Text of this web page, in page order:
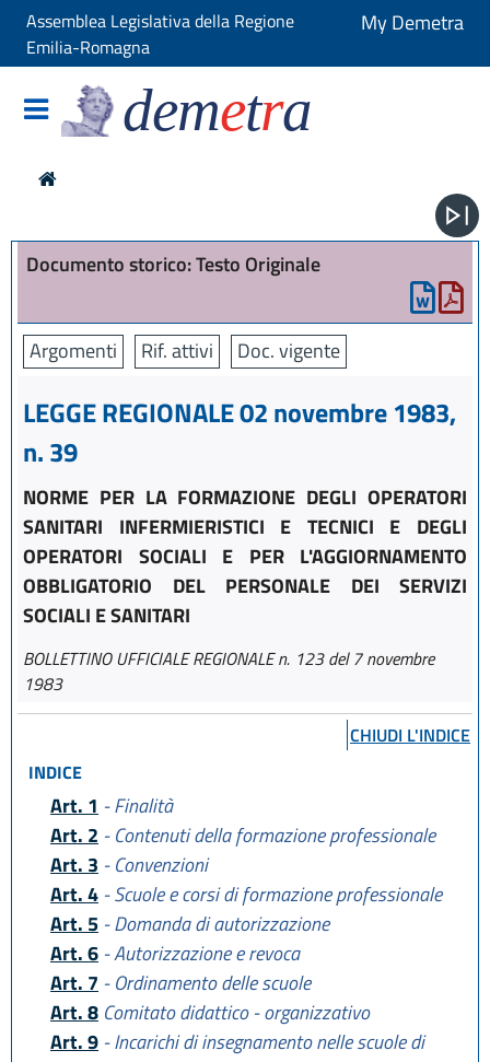
Assemblea Legislativa della Regione
Emilia-Romagna
My Demetra
demetra
Documento storico: Testo Originale
Argomenti Rif. attivi Doc. vigente
LEGGE REGIONALE 02 novembre 1983,
n. 39
NORME PER LA FORMAZIONE DEGLI OPERATORI
SANITARI INFERMIERISTICI E TECNICI E DEGLI
OPERATORI SOCIALI E PER L'AGGIORNAMENTO
OBBLIGATORIO DEL PERSONALE DEI SERVIZI
SOCIALI E SANITARI
BOLLETTINO UFFICIALE REGIONALE n. 123 del 7 novembre
1983
CHIUDI L'INDICE
INDICE
Art. 1 - Finalità
Art. 2 - Contenuti della formazione professionale
Art. 3 - Convenzioni
Art. 4 - Scuole e corsi di formazione professionale
Art. 5 - Domanda di autorizzazione
Art. 6 - Autorizzazione e revoca
Art. 7 - Ordinamento delle scuole
Art. 8 Comitato didattico - organizzativo
Art. 9 - Incarichi di insegnamento nelle scuole di